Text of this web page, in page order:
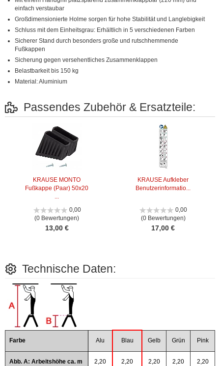
einfach verstaubar
Großdimensionierte Holme sorgen für hohe Stabilität und Langlebigkeit
Schluss mit dem Einheitsgrau: Erhältlich in 5 verschiedenen Farben
Sicherer Stand durch besonders große und rutschhemmende
Fußkappen
Sicherung gegen versehentliches Zusammenklappen
Belastbarkeit bis 150 kg
Material: Aluminium
Passendes Zubehör & Ersatzteile:
KRAUSE MONTO
Fußkappe (Paar) 50x20
...
0,00
(0 Bewertungen)
13,00 €
KRAUSE Aufkleber
Benutzerinformatio...
0,00
(0 Bewertungen)
17,00 €
Technische Daten:
Farbe Alu Blau Gelb Grün Pink
Abb. A: Arbeitshöhe ca. m 2,20 2,20 2,20 2,20 2,20